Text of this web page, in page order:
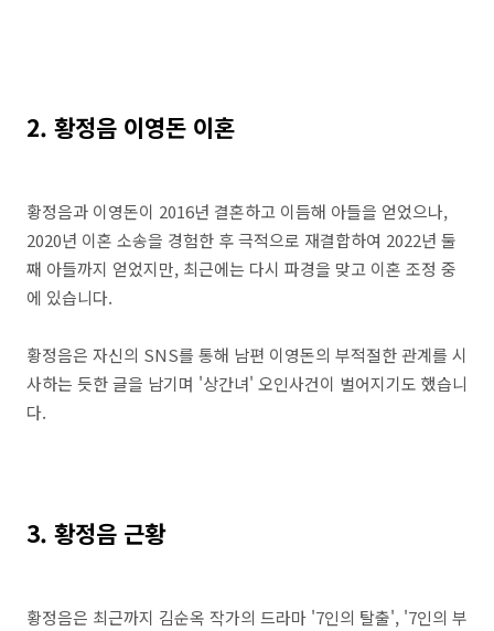
2. 황정음 이영돈 이혼
황정음과 이영돈이 2016년 결혼하고 이듬해 아들을 얻었으나,
2020년 이혼 소송을 경험한 후 극적으로 재결합하여 2022년 둘
째 아들까지 얻었지만, 최근에는 다시 파경을 맞고 이혼 조정 중
에 있습니다.
황정음은 자신의 SNS를 통해 남편 이영돈의 부적절한 관계를 시
사하는 듯한 글을 남기며 '상간녀' 오인사건이 벌어지기도 했습니
다.
3. 황정음 근황
황정음은 최근까지 김순옥 작가의 드라마 '7인의 탈출', '7인의 부